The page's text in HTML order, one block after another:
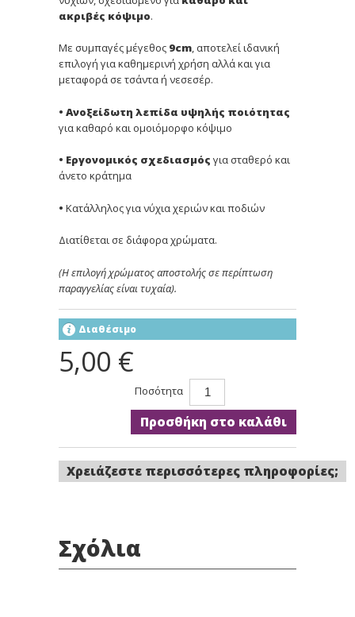
ακριβές κόψιμο.
Με συμπαγές μέγεθος 9cm, αποτελεί ιδανική
επιλογή για καθημερινή χρήση αλλά και για
μεταφορά σε τσάντα ή νεσεσέρ.
• Ανοξείδωτη λεπίδα υψηλής ποιότητας
για καθαρό και ομοιόμορφο κόψιμο
• Εργονομικός σχεδιασμός για σταθερό και
άνετο κράτημα
• Κατάλληλος για νύχια χεριών και ποδιών
Διατίθεται σε διάφορα χρώματα.
(Η επιλογή χρώματος αποστολής σε περίπτωση
παραγγελίας είναι τυχαία).
Διαθέσιμο
5,00 €
Ποσότητα
Προσθήκη στο καλάθι
Χρειάζεστε περισσότερες πληροφορίες;
Σχόλια